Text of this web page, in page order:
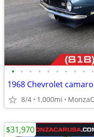
• • • • • • • • • •
8/4 1,000mi
$31,970